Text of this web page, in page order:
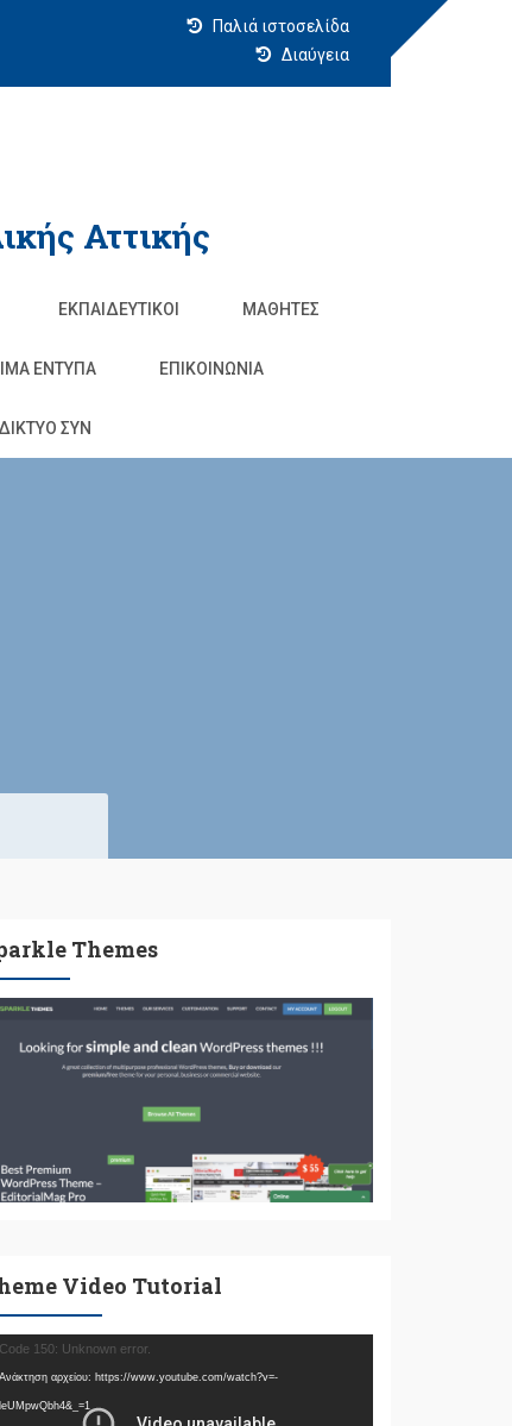
Παλιά ιστοσελίδα
Διαύγεια
Αττικής
ΕΚΠΑΙΔΕΥΤΙΚΟΊ ΜΑΘΗΤΈΣ
ΕΝΤΥΠΑ ΕΠΙΚΟΙΝΩΝΊΑ
ΔΙΚΤΥΟ ΣΥΝ
Themes
Video Tutorial
Code 150: Unknown error.
Ανάκτηση αρχείου: https://www.youtube.com/watch?v=-
leUMpwQbh4&_=1